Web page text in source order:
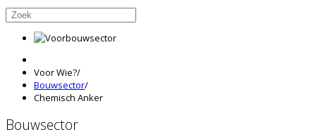
Voor Wie?/
Bouwsector/
Chemisch Anker
Bouwsector